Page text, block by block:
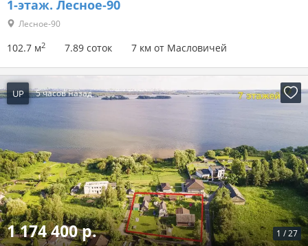
1-этаж. Лесное-90
Лесное-90
102.7 м2 7.89 соток 7 км от Масловичей
UP 5 часов назад
1 /27
1 174 400 р.